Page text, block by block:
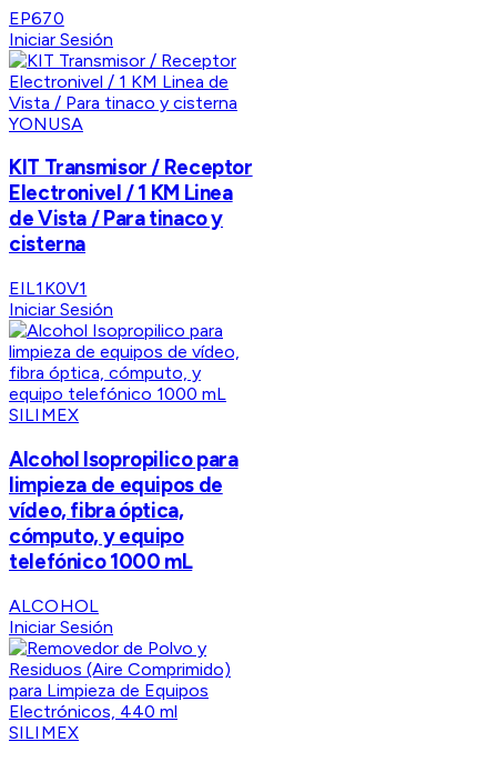
EP670
Iniciar Sesión
YONUSA
KIT Transmisor / Receptor
Electronivel / 1 KM Linea
de Vista / Para tinaco y
cisterna
EIL1K0V1
Iniciar Sesión
SILIMEX
Alcohol Isopropilico para
limpieza de equipos de
vídeo, fibra óptica,
cómputo, y equipo
telefónico 1000 mL
ALCOHOL
Iniciar Sesión
SILIMEX